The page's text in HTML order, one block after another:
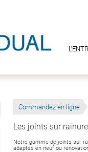
Commandez en ligne
Les joints sur rainure
Notre gamme de joints sur
adaptés en neuf ou